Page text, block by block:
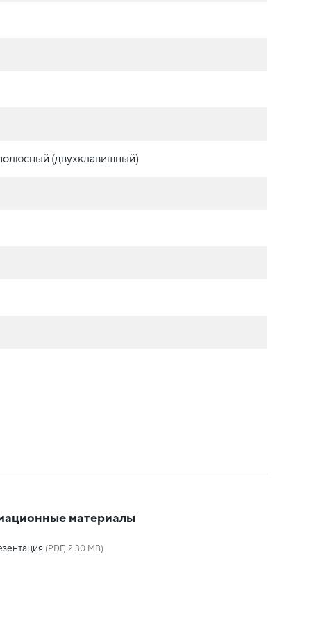
(двухклавишный)
материалы
(PDF, 2.30 MB)